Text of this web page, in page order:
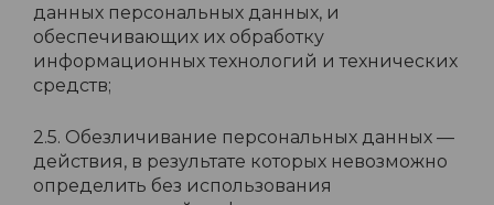
данных персональных данных, и
обеспечивающих их обработку
информационных технологий и технических
средств;
2.5. Обезличивание персональных данных —
действия, в результате которых невозможно
определить без использования